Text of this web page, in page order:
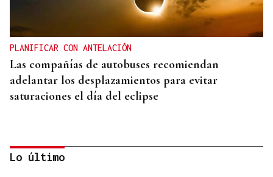
PLANIFICAR CON ANTELACIÓN
Las compañías de autobuses recomiendan
adelantar los desplazamientos para evitar
saturaciones el día del eclipse
Lo último